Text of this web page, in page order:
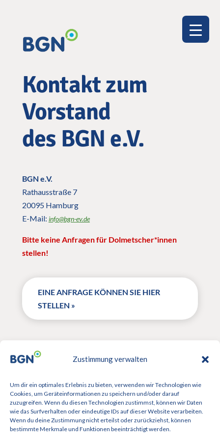
Zustimmung verwalten
Um dir ein optimales Erlebnis zu bieten, verwenden wir Technologien wie
Cookies, um Geräteinformationen zu speichern und/oder darauf
zuzugreifen. Wenn du diesen Technologien zustimmst, können wir Daten
wie das Surfverhalten oder eindeutige IDs auf dieser Website verarbeiten.
Wenn du deine Zustimmung nicht erteilst oder zurückziehst, können
bestimmte Merkmale und Funktionen beeinträchtigt werden.
Kontakt zum
Vorstand
des BGN e.V.
BGN e.V.
Rathausstraße 7
20095 Hamburg
E-Mail: info@bgn-ev.de
Bitte keine Anfragen für Dolmetscher*innen
stellen!
EINE ANFRAGE KÖNNEN SIE HIER
STELLEN »